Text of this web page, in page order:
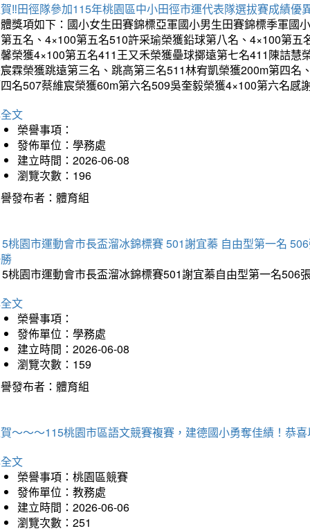
‼️田徑隊參加115年桃園區中小田徑市運代表隊選拔賽成績優
獎項如下：國小女生田賽錦標亞軍國小男生田賽錦標季軍國
五名、4×100第五名510許采瑜榮獲鉛球第八名、4×100第
榮獲4×100第五名411王又禾榮獲壘球擲遠第七名411陳詰
霖榮獲跳遠第三名、跳高第三名511林宥凱榮獲200m第四
名507蔡維宸榮獲60m第六名509吳奎毅榮獲4×100第六名
文
榮譽事項：
發佈單位：學務處
建立時間：2026-06-08
瀏覽次數：196
發布者：體育組
桃園市運動會市長盃溜冰錦標賽 501謝宜蓁 自由型第一名
桃園市運動會市長盃溜冰錦標賽501謝宜蓁自由型第一名
文
榮譽事項：
發佈單位：學務處
建立時間：2026-06-08
瀏覽次數：159
發布者：體育組
～～～115桃園市區語文競賽複賽，建德國小勇奪佳績！恭
文
榮譽事項：桃園區競賽
發佈單位：教務處
建立時間：2026-06-06
瀏覽次數：251